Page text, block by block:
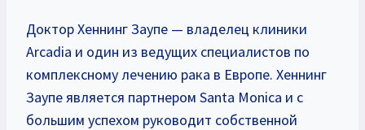
Доктор Хеннинг Заупе — владелец клиники
Arcadia и один из ведущих специалистов по
комплексному лечению рака в Европе. Хеннинг
Заупе является партнером Santa Monica и с
большим успехом руководит собственной